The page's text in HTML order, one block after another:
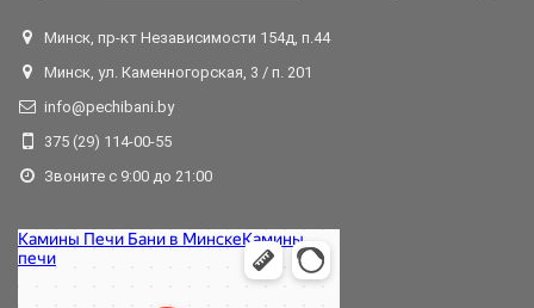
Минск, пр-кт Независимости 154д, п.44
Минск, ул. Каменногорская, 3 / п. 201
info@pechibani.by
375 (29) 114-00-55
Звоните с 9:00 до 21:00